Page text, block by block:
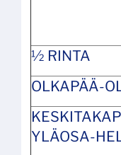
½ RINTA
OLKAPÄÄ-
YLÄOSA-